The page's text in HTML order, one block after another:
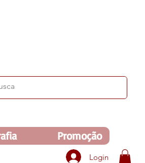
Promoção
Login